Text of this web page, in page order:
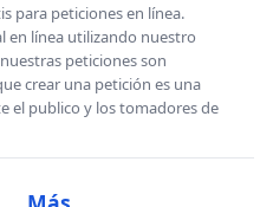
para peticiones en línea.
en línea utilizando nuestro
peticiones son
crear una petición es una
el publico y los tomadores de